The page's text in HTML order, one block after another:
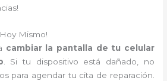
Mismo!
cambiar la pantalla de tu celular
. Si tu dispositivo está dañado, no
para agendar tu cita de reparación.